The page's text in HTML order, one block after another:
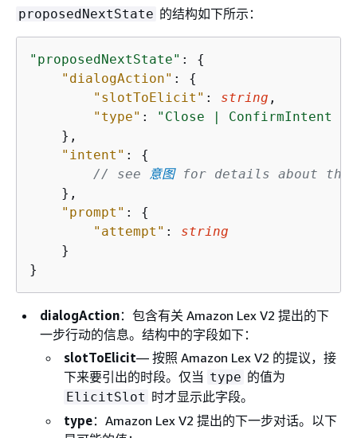
proposedNextState 的结构如下所示：
"proposedNextState" : {
"dialogAction" : {
"slotToElicit" : string ,
"type" :
"Close |
    },
"intent" : {
// see 意图 for details about the
    },
"prompt" : {
"attempt" : string
    }
}
dialogAction：包含有关 Amazon Lex V2 提出的下
一步行动的信息。结构中的字段如下：
slotToElicit— 按照 Amazon Lex V2 的提议，接
下来要引出的时段。仅当 type 的值为
ElicitSlot 时才显示此字段。
type：Amazon Lex V2 提出的下一步对话。以下